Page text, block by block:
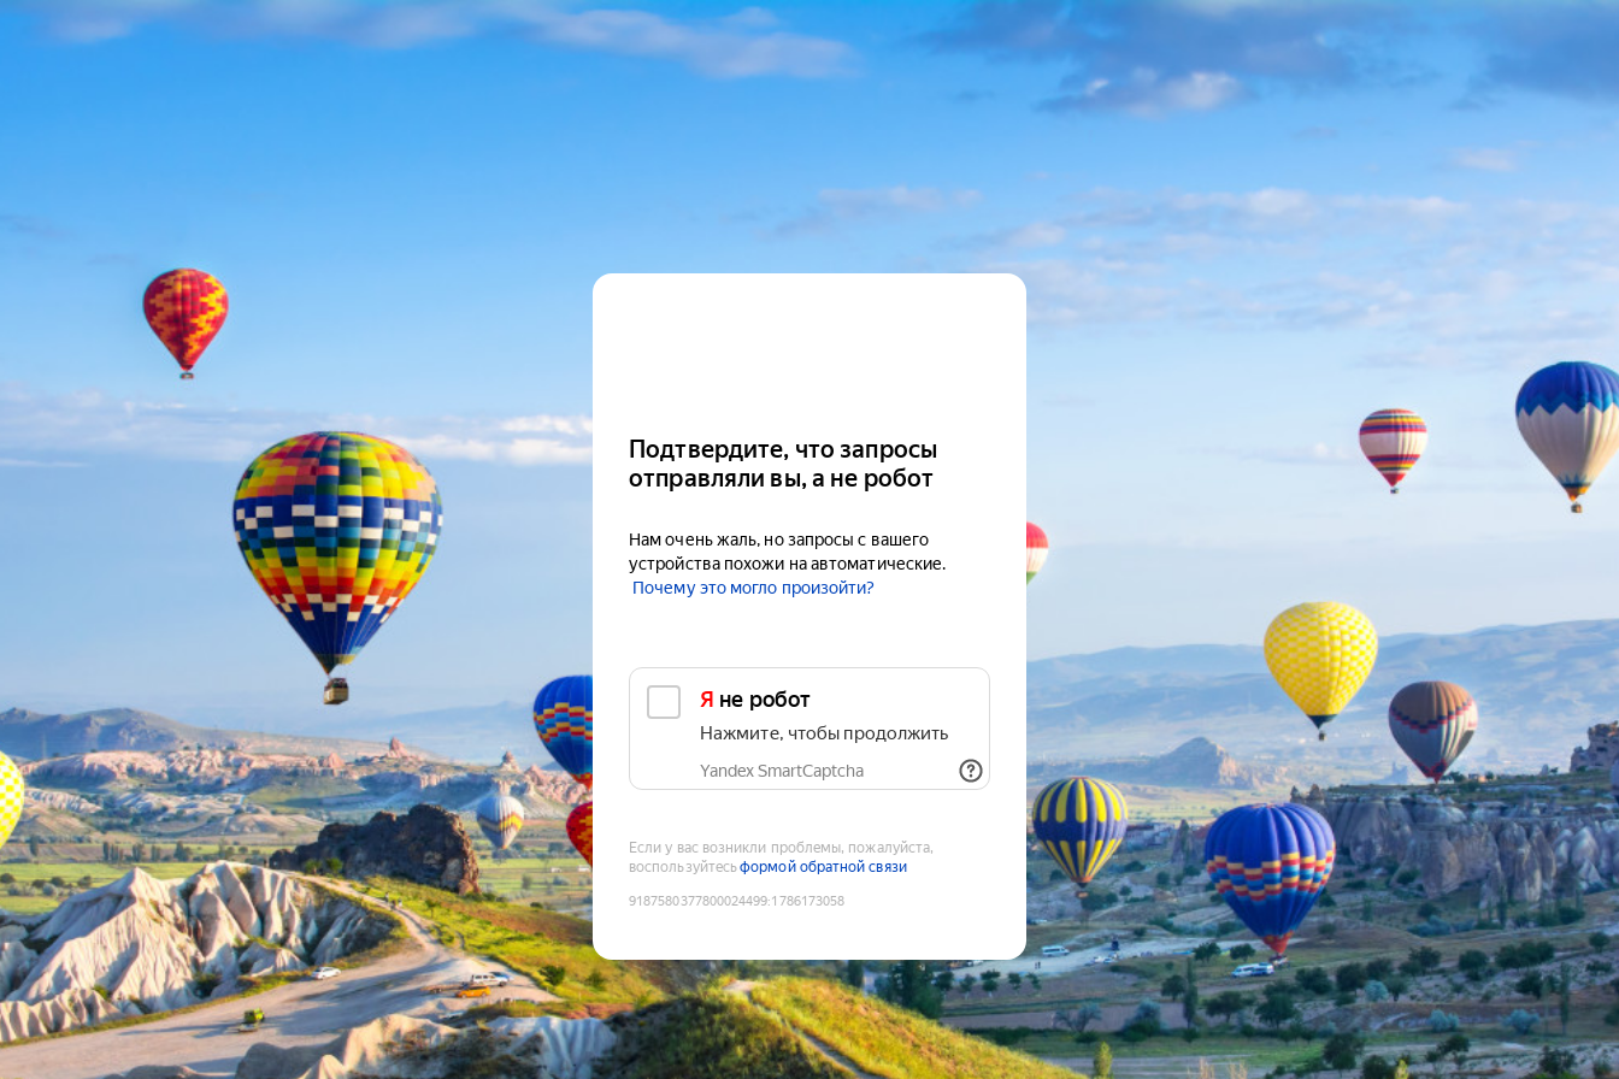
Подтвердите, что запросы
отправляли вы, а не робот
Нам очень жаль, но запросы с вашего
устройства похожи на автоматические.
Почему это могло произойти?
Я не робот
Нажмите, чтобы продолжить
Yandex SmartCaptcha
Если у вас возникли проблемы, пожалуйста,
воспользуйтесьформой обратной связи
9187580377800024499:1786173058